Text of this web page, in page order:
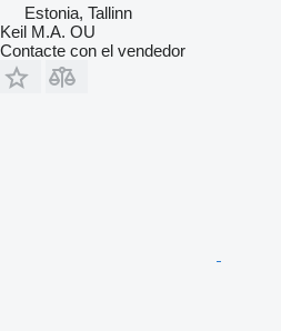
Estonia, Tallinn
Keil M.A. OU
Contacte con el vendedor